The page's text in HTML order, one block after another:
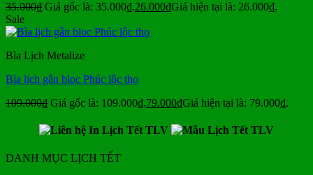
35.000₫ Giá gốc là: 35.000₫.26.000₫Giá hiện tại là: 26.000₫.
Sale
Bìa Lịch Metalize
Bìa lịch gắn bloc Phúc lộc thọ
109.000₫ Giá gốc là: 109.000₫.79.000₫Giá hiện tại là: 79.000₫.
DANH MỤC LỊCH TẾT